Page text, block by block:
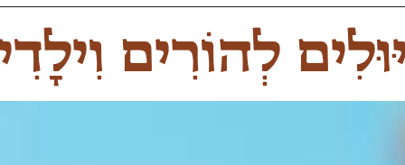
לְהוֹרִים